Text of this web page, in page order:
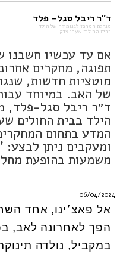
ד"ר ריבל סגל- פלד
מנהלת המרכז לגנומיקה של הילד
בבית החולים שערי צדק
אם עד עכשיו חשבנו
תפוגה, מחקרים
מוטציות חדשות,
של האב. במיוחד
ד״ר ריבל סגל-פלד,
הילד בבית החולים
המדע בתחום
ומעקבים ניתן
משמעות בהופעת
06/04/2024
אל פאצ׳ינו, אחד
הפך לאחרונה לאב,
במקביל, נולדה